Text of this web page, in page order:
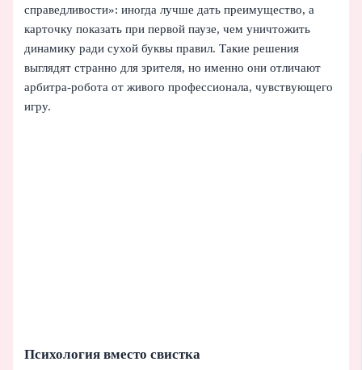
справедливости»: иногда лучше дать преимущество, а
карточку показать при первой паузе, чем уничтожить
динамику ради сухой буквы правил. Такие решения
выглядят странно для зрителя, но именно они отличают
арбитра-робота от живого профессионала, чувствующего
игру.
Психология вместо свистка